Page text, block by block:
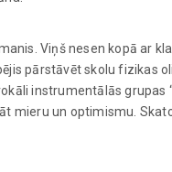
Viņš nesen kopā ar
pārstāvēt skolu fizikas
instrumentālās grupas
mieru un optimismu.